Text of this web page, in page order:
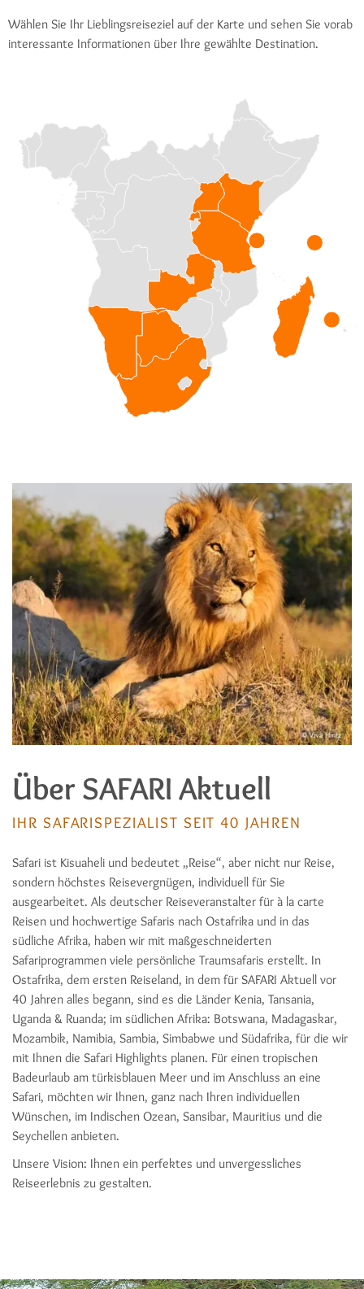
Wählen Sie Ihr Lieblingsreiseziel auf der Karte und sehen Sie vorab
interessante Informationen über Ihre gewählte Destination.
Über SAFARI Aktuell
IHR SAFARISPEZIALIST SEIT 40 JAHREN
Safari ist Kisuaheli und bedeutet „Reise“, aber nicht nur Reise,
sondern höchstes Reisevergnügen, individuell für Sie
ausgearbeitet. Als deutscher Reiseveranstalter für à la carte
Reisen und hochwertige Safaris nach Ostafrika und in das
südliche Afrika, haben wir mit maßgeschneiderten
Safariprogrammen viele persönliche Traumsafaris erstellt. In
Ostafrika, dem ersten Reiseland, in dem für SAFARI Aktuell vor
40 Jahren alles begann, sind es die Länder Kenia, Tansania,
Uganda & Ruanda; im südlichen Afrika: Botswana, Madagaskar,
Mozambik, Namibia, Sambia, Simbabwe und Südafrika, für die wir
mit Ihnen die Safari Highlights planen. Für einen tropischen
Badeurlaub am türkisblauen Meer und im Anschluss an eine
Safari, möchten wir Ihnen, ganz nach Ihren individuellen
Wünschen, im Indischen Ozean, Sansibar, Mauritius und die
Seychellen anbieten.
Unsere Vision: Ihnen ein perfektes und unvergessliches
Reiseerlebnis zu gestalten.